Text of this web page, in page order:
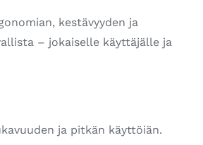
kestävyyden ja
– jokaiselle käyttäjälle ja
ja pitkän käyttöiän.